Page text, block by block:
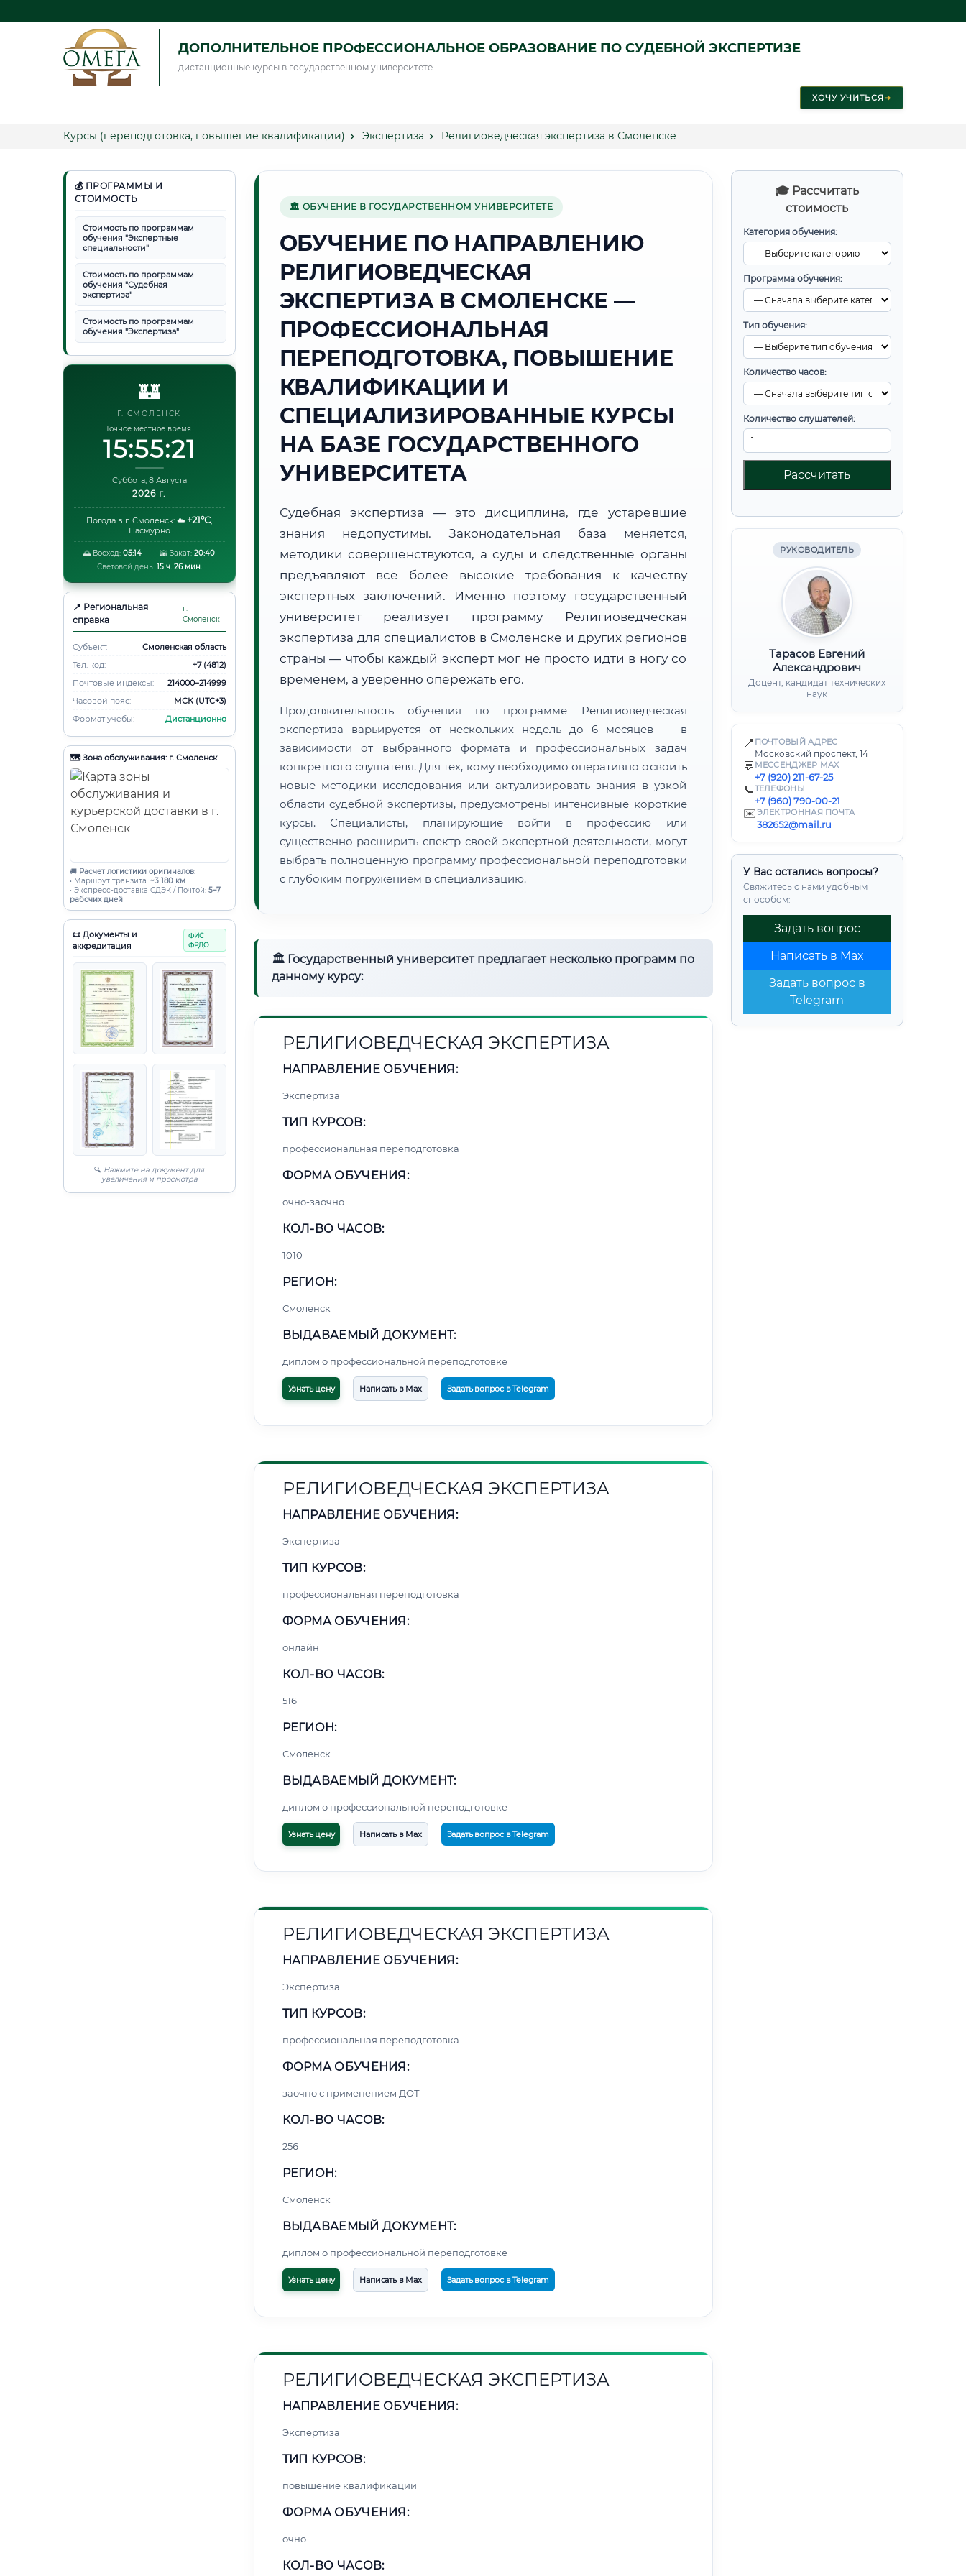
ДОПОЛНИТЕЛЬНОЕ ПРОФЕССИОНАЛЬНОЕ ОБРАЗОВАНИЕ ПО СУДЕБНОЙ ЭКСПЕРТИЗЕ
дистанционные курсы в государственном университете
ХОЧУ УЧИТЬСЯ➜
Курсы (переподготовка, повышение квалификации) Экспертиза Религиоведческая экспертиза в Смоленске
💰 ПРОГРАММЫ И
СТОИМОСТЬ
Стоимость по программам
обучения "Экспертные
специальности"
Стоимость по программам
обучения "Судебная
экспертиза"
Стоимость по программам
обучения "Экспертиза"
🏰
Г. СМОЛЕНСК
Точное местное время:
15:55:22
Суббота, 8 Августа
2026 г.
Погода в г. Смоленск: ☁️ +21°C,
Пасмурно
🌅 Восход: 05:14 🌇 Закат:20:40
Световой день: 15 ч. 26 мин.
📍 Региональная
справка
г.
Смоленск
Субъект:
Смоленская область
Тел. код:
+7 (4812)
Почтовые индексы:
214000–214999
Часовой пояс:
МСК (UTC+3)
Формат учебы:
Дистанционно
🗺️ Зона обслуживания: г. Смоленск
🚚 Расчет логистики оригиналов:
• Маршрут транзита: ~3 180 км
• Экспресс-доставка СДЭК / Почтой: 5–7
рабочих дней
📜 Документы и
аккредитация
ФИС
ФРДО
🔍 Нажмите на документ для
увеличения и просмотра
🎓 Рассчитать
стоимость
Категория обучения:
Программа обучения:
Тип обучения:
Количество часов:
Количество слушателей:
Рассчитать
РУКОВОДИТЕЛЬ
Тарасов Евгений
Александрович
Доцент, кандидат технических
наук
📍 ПОЧТОВЫЙ АДРЕС
Московский проспект, 14
💬 МЕССЕНДЖЕР MAX
+7 (920) 211-67-25
📞ТЕЛЕФОНЫ
+7 (960) 790-00-21
✉️ЭЛЕКТРОННАЯ ПОЧТА
382652@mail.ru
У Вас остались вопросы?
Свяжитесь с нами удобным
способом:
Задать вопрос
Написать в Max
Задать вопрос в
Telegram
🏛 ОБУЧЕНИЕ В ГОСУДАРСТВЕННОМ УНИВЕРСИТЕТЕ
ОБУЧЕНИЕ ПО НАПРАВЛЕНИЮ
РЕЛИГИОВЕДЧЕСКАЯ
ЭКСПЕРТИЗА В СМОЛЕНСКЕ —
ПРОФЕССИОНАЛЬНАЯ
ПЕРЕПОДГОТОВКА, ПОВЫШЕНИЕ
КВАЛИФИКАЦИИ И
СПЕЦИАЛИЗИРОВАННЫЕ КУРСЫ
НА БАЗЕ ГОСУДАРСТВЕННОГО
УНИВЕРСИТЕТА
Судебная экспертиза — это дисциплина, где устаревшие
знания недопустимы. Законодательная база меняется,
методики совершенствуются, а суды и следственные органы
предъявляют всё более высокие требования к качеству
экспертных заключений. Именно поэтому государственный
университет реализует программу Религиоведческая
экспертиза для специалистов в Смоленске и других регионов
страны — чтобы каждый эксперт мог не просто идти в ногу со
временем, а уверенно опережать его.
Продолжительность обучения по программе Религиоведческая
экспертиза варьируется от нескольких недель до 6 месяцев — в
зависимости от выбранного формата и профессиональных задач
конкретного слушателя. Для тех, кому необходимо оперативно освоить
новые методики исследования или актуализировать знания в узкой
области судебной экспертизы, предусмотрены интенсивные короткие
курсы. Специалисты, планирующие войти в профессию или
существенно расширить спектр своей экспертной деятельности, могут
выбрать полноценную программу профессиональной переподготовки
с глубоким погружением в специализацию.
🏛 Государственный университет предлагает несколько программ по
данному курсу:
РЕЛИГИОВЕДЧЕСКАЯ ЭКСПЕРТИЗА
НАПРАВЛЕНИЕ ОБУЧЕНИЯ:
Экспертиза
ТИП КУРСОВ:
профессиональная переподготовка
ФОРМА ОБУЧЕНИЯ:
очно-заочно
КОЛ-ВО ЧАСОВ:
1010
РЕГИОН:
Смоленск
ВЫДАВАЕМЫЙ ДОКУМЕНТ:
диплом о профессиональной переподготовке
Узнать цену Написать в Max Задать вопрос в Telegram
РЕЛИГИОВЕДЧЕСКАЯ ЭКСПЕРТИЗА
НАПРАВЛЕНИЕ ОБУЧЕНИЯ:
Экспертиза
ТИП КУРСОВ:
профессиональная переподготовка
ФОРМА ОБУЧЕНИЯ:
онлайн
КОЛ-ВО ЧАСОВ:
516
РЕГИОН:
Смоленск
ВЫДАВАЕМЫЙ ДОКУМЕНТ:
диплом о профессиональной переподготовке
Узнать цену Написать в Max Задать вопрос в Telegram
РЕЛИГИОВЕДЧЕСКАЯ ЭКСПЕРТИЗА
НАПРАВЛЕНИЕ ОБУЧЕНИЯ:
Экспертиза
ТИП КУРСОВ:
профессиональная переподготовка
ФОРМА ОБУЧЕНИЯ:
заочно с применением ДОТ
КОЛ-ВО ЧАСОВ:
256
РЕГИОН:
Смоленск
ВЫДАВАЕМЫЙ ДОКУМЕНТ:
диплом о профессиональной переподготовке
Узнать цену Написать в Max Задать вопрос в Telegram
РЕЛИГИОВЕДЧЕСКАЯ ЭКСПЕРТИЗА
НАПРАВЛЕНИЕ ОБУЧЕНИЯ:
Экспертиза
ТИП КУРСОВ:
повышение квалификации
ФОРМА ОБУЧЕНИЯ:
очно
КОЛ-ВО ЧАСОВ: